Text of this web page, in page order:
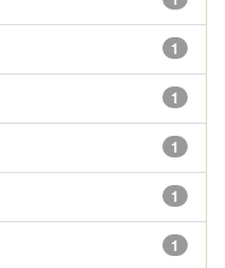
1
1
1
1
1